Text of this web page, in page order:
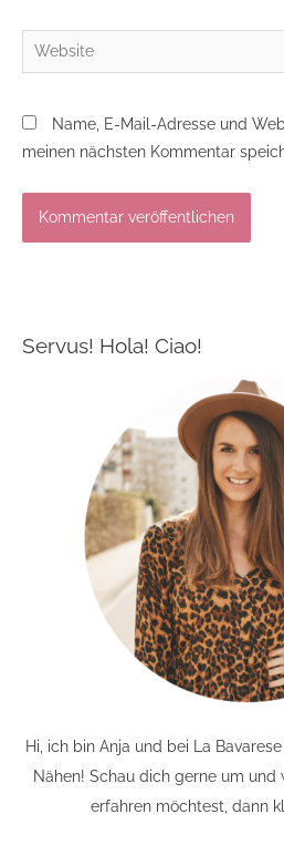
Website
Name, E-Mail-Adresse und
meinen nächsten Kommentar
Servus! Hola! Ciao!
Hi, ich bin Anja und bei La
Nähen! Schau dich gerne um
erfahren möchtest, dann